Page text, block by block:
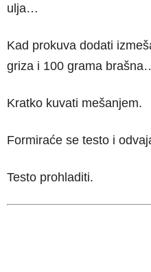
ulja…
Kad prokuva dodati
griza i 100 grama
Kratko kuvati mešanjem.
Formiraće se testo i
Testo prohladiti.